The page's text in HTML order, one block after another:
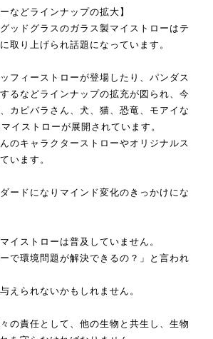
などラインナップの拡大】
ッドグラスのガラス製マイストローはテ
取り上げられ話題になっています。
フィーストローが登場したり、パンダス
るなどラインナップの拡充が図られ、今
カピバラさん、犬、猫、恐竜、モアイな
イストローが展開されています。
のキャラクターストローやオリジナルス
います。
ードになりマインド変化のきっかけにな
イストローは普及していません。
で環境問題が解決できるの？」と言われ
えられないかもしれません。
の責任として、他の生物と共生し、生物